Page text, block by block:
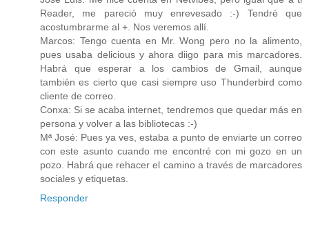
Reader, me pareció muy enrevesado :-) Tendré que
acostumbrarme al +. Nos veremos allí.
Marcos: Tengo cuenta en Mr. Wong pero no la alimento,
pues usaba delicious y ahora diigo para mis marcadores.
Habrá que esperar a los cambios de Gmail, aunque
también es cierto que casi siempre uso Thunderbird como
cliente de correo.
Conxa: Si se acaba internet, tendremos que quedar más en
persona y volver a las bibliotecas :-)
Mª José: Pues ya ves, estaba a punto de enviarte un correo
con este asunto cuando me encontré con mi gozo en un
pozo. Habrá que rehacer el camino a través de marcadores
sociales y etiquetas.
Responder